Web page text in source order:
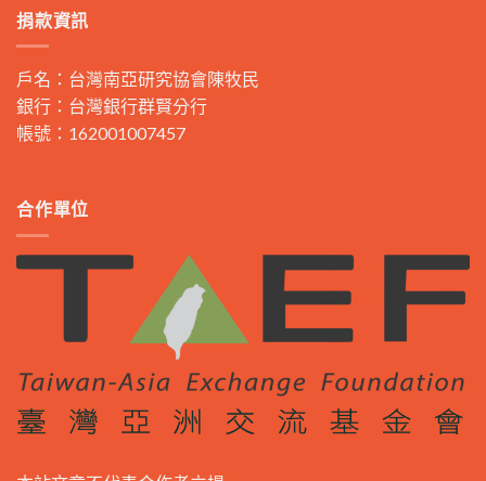
捐款資訊
戶名：台灣南亞研究協會陳牧民
銀行：台灣銀行群賢分行
帳號：162001007457
合作單位